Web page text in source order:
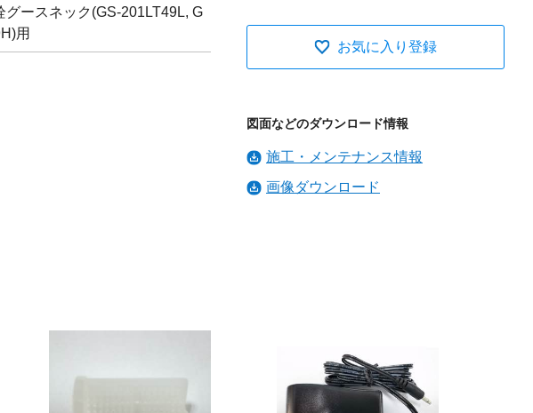
グースネック(GS-201LT49L, G
用
お気に入り登録
図面などのダウンロード情報
施工・メンテナンス情報
画像ダウンロード